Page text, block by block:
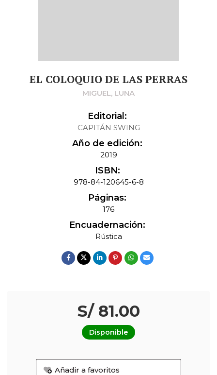
EL COLOQUIO DE LAS PERRAS
MIGUEL, LUNA
Editorial:
CAPITÁN SWING
Año de edición:
2019
ISBN:
978-84-120645-6-8
Páginas:
176
Encuadernación:
Rústica
S/ 81.00
Disponible
Añadir a favoritos